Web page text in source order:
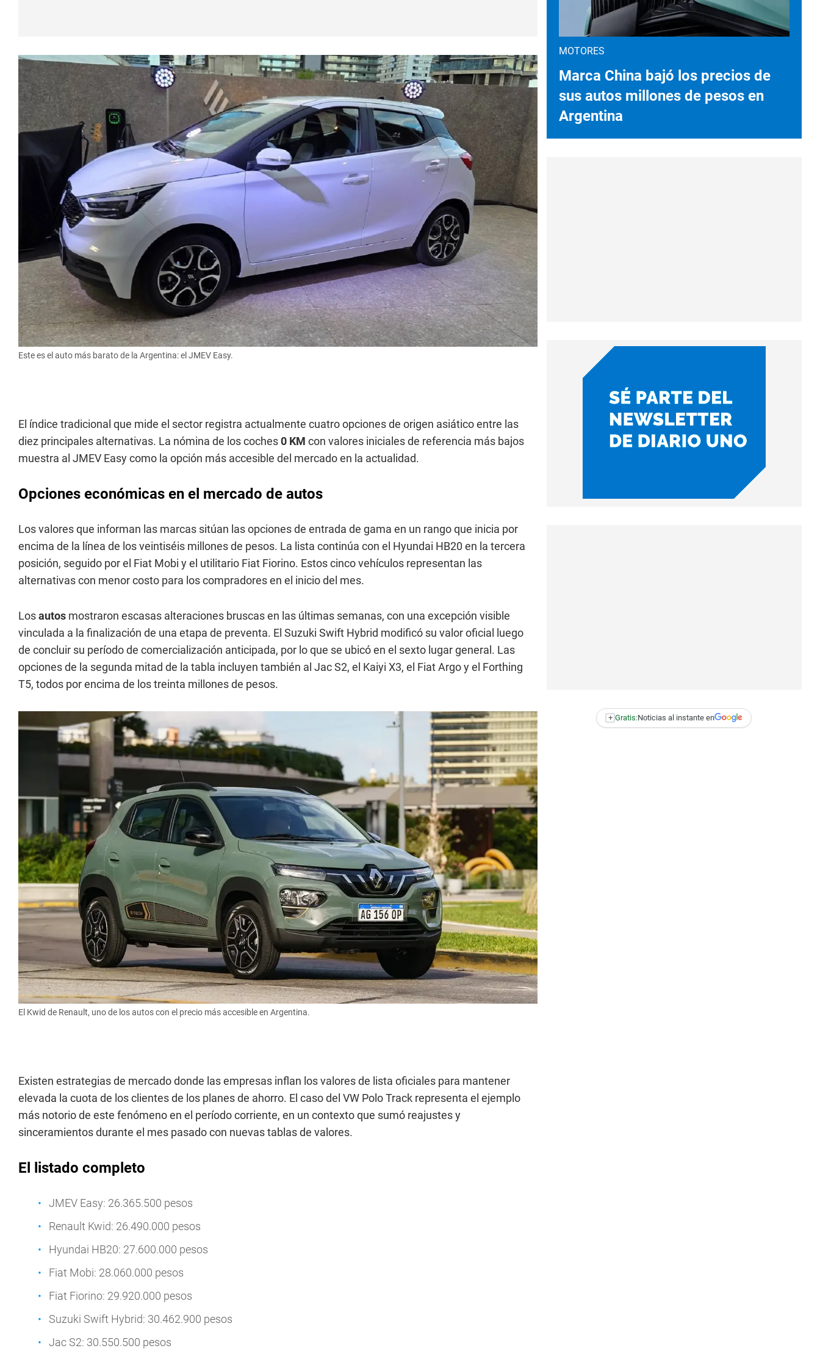
Este es el auto más barato de la Argentina: el JMEV Easy.
El índice tradicional que mide el sector registra actualmente cuatro opciones de origen asiático entre las
diez principales alternativas. La nómina de los coches0 KM con valores iniciales de referencia más bajos
muestra al JMEV Easy como la opción más accesible del mercado en la actualidad.
Opciones económicas en el mercado de autos
Los valores que informan las marcas sitúan las opciones de entrada de gama en un rango que inicia por
encima de la línea de los veintiséis millones de pesos. La lista continúa con el Hyundai HB20 en la tercera
posición, seguido por el Fiat Mobi y el utilitario Fiat Fiorino. Estos cinco vehículos representan las
alternativas con menor costo para los compradores en el inicio del mes.
Losautos mostraron escasas alteraciones bruscas en las últimas semanas, con una excepción visible
vinculada a la finalización de una etapa de preventa. El Suzuki Swift Hybrid modificó su valor oficial luego
de concluir su período de comercialización anticipada, por lo que se ubicó en el sexto lugar general. Las
opciones de la segunda mitad de la tabla incluyen también al Jac S2, el Kaiyi X3, el Fiat Argo y el Forthing
T5, todos por encima de los treinta millones de pesos.
El Kwid de Renault, uno de los autos con el precio más accesible en Argentina.
Existen estrategias de mercado donde las empresas inflan los valores de lista oficiales para mantener
elevada la cuota de los clientes de los planes de ahorro. El caso del VW Polo Track representa el ejemplo
más notorio de este fenómeno en el período corriente, en un contexto que sumó reajustes y
sinceramientos durante el mes pasado con nuevas tablas de valores.
El listado completo
JMEV Easy: 26.365.500 pesos
Renault Kwid: 26.490.000 pesos
Hyundai HB20: 27.600.000 pesos
Fiat Mobi: 28.060.000 pesos
Fiat Fiorino: 29.920.000 pesos
Suzuki Swift Hybrid: 30.462.900 pesos
Jac S2: 30.550.500 pesos
MOTORES
Marca China bajó los precios de
sus autos millones de pesos en
Argentina
+ Gratis:Noticias al instante en